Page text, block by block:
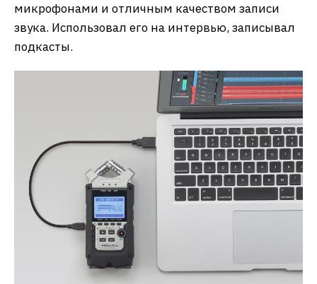
микрофонами и отличным качеством записи
звука. Использовал его на интервью, записывал
подкасты.